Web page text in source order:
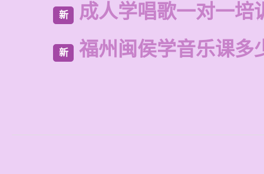
新 成人学唱歌一对一培
新 福州闽侯学音乐课多